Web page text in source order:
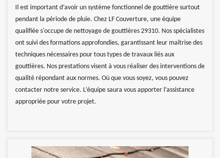
Il est important d’avoir un système fonctionnel de gouttière surtout
pendant la période de pluie. Chez LF Couverture, une équipe
qualifiée s'occupe de nettoyage de gouttières 29310. Nos spécialistes
ont suivi des formations approfondies, garantissant leur maîtrise des
techniques nécessaires pour tous types de travaux liés aux
gouttières. Nos prestations visent à vous réaliser des interventions de
qualité répondant aux normes. Où que vous soyez, vous pouvez
contacter notre service. L’équipe saura vous apporter l’assistance
appropriée pour votre projet.